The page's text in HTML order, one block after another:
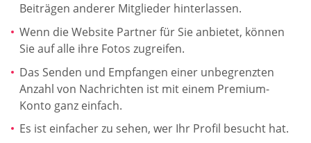
Beiträgen anderer Mitglieder hinterlassen.
Wenn die Website Partner für Sie anbietet, können
Sie auf alle ihre Fotos zugreifen.
Das Senden und Empfangen einer unbegrenzten
Anzahl von Nachrichten ist mit einem Premium-
Konto ganz einfach.
Es ist einfacher zu sehen, wer Ihr Profil besucht hat.